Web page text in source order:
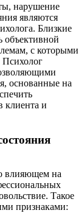
нарушение
являются
Близкие
объективной
с которыми
Психолог
основанные на
клиента и
влияющем на
Такое
признаками: